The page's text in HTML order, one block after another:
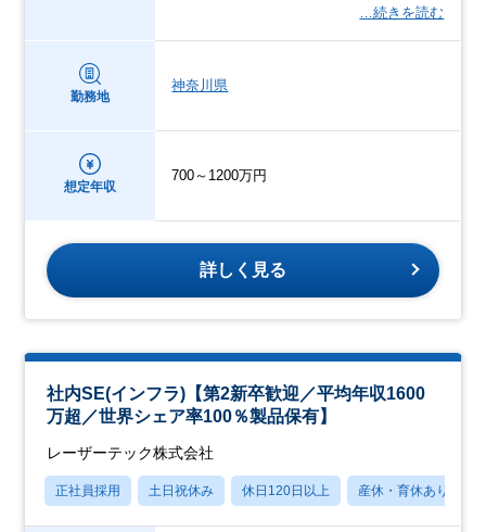
…続きを読む
勤務地
神奈川県
想定年収
700～1200万円
詳しく見る
社内SE(インフラ)【第2新卒歓迎／平均年収1600
万超／世界シェア率100％製品保有】
レーザーテック株式会社
正社員採用 土日祝休み 休日120日以上 産休・育休あり